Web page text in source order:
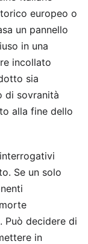
europeo o
un pannello
in una
incollato
sia
di sovranità
alla fine dello
Se un solo
Può decidere di
in